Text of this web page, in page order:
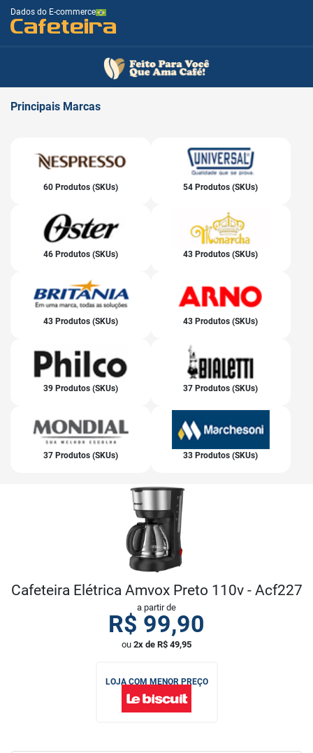
Dados do E-commerce
Cafeteira
Principais Marcas
60 Produtos (SKUs) 54 Produtos (SKUs)
46 Produtos (SKUs) 43 Produtos (SKUs)
43 Produtos (SKUs) 43 Produtos (SKUs)
39 Produtos (SKUs) 37 Produtos (SKUs)
37 Produtos (SKUs) 33 Produtos (SKUs)
Cafeteira Elétrica Amvox Preto 110v - Acf227
a partir de
R$ 99,90
ou 2x de R$ 49,95
LOJA COM MENOR PREÇO